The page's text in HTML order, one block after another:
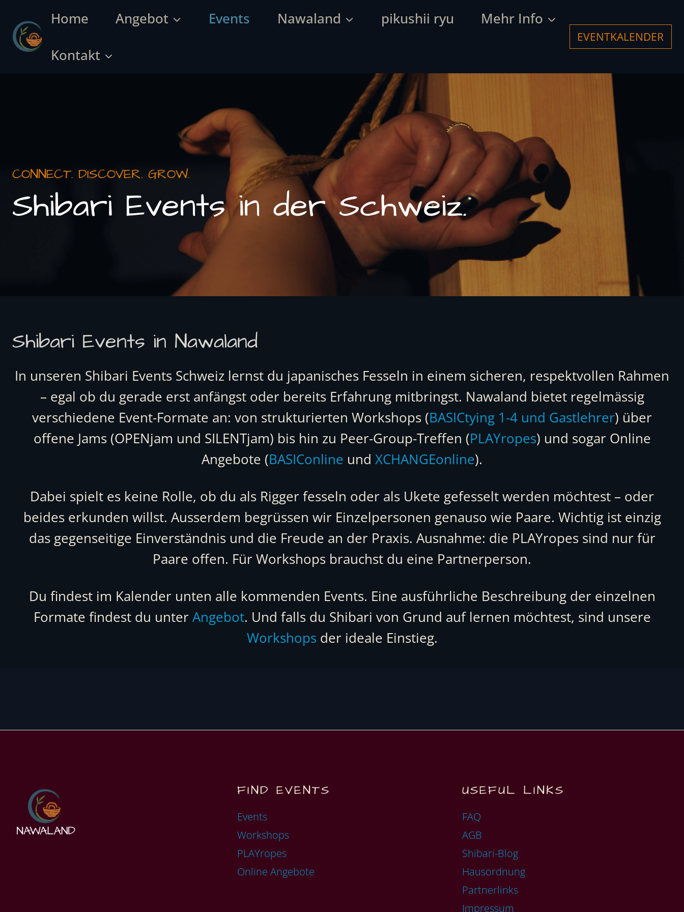
content
Home Angebot Events Nawaland pikushii ryu Mehr Info
Kontakt
EVENTKALENDER
CONNECT. DISCOVER. GROW.
Shibari Events in der Schweiz.
Shibari Events in Nawaland
In unseren Shibari Events Schweiz lernst du japanisches Fesseln in einem sicheren, respektvollen Rahmen
– egal ob du gerade erst anfängst oder bereits Erfahrung mitbringst. Nawaland bietet regelmässig
verschiedene Event-Formate an: von strukturierten Workshops (BASICtying 1-4 und Gastlehrer) über
offene Jams (OPENjam und SILENTjam) bis hin zu Peer-Group-Treffen (PLAYropes) und sogar Online
Angebote (BASIConline und XCHANGEonline).
Dabei spielt es keine Rolle, ob du als Rigger fesseln oder als Ukete gefesselt werden möchtest – oder
beides erkunden willst. Ausserdem begrüssen wir Einzelpersonen genauso wie Paare. Wichtig ist einzig
das gegenseitige Einverständnis und die Freude an der Praxis. Ausnahme: die PLAYropes sind nur für
Paare offen. Für Workshops brauchst du eine Partnerperson.
Du findest im Kalender unten alle kommenden Events. Eine ausführliche Beschreibung der einzelnen
Formate findest du unterAngebot. Und falls du Shibari von Grund auf lernen möchtest, sind unsere
Workshopsder ideale Einstieg.
FIND EVENTS
Events
Workshops
PLAYropes
Online Angebote
USEFUL LINKS
FAQ
AGB
Shibari-Blog
Hausordnung
Partnerlinks
Impressum